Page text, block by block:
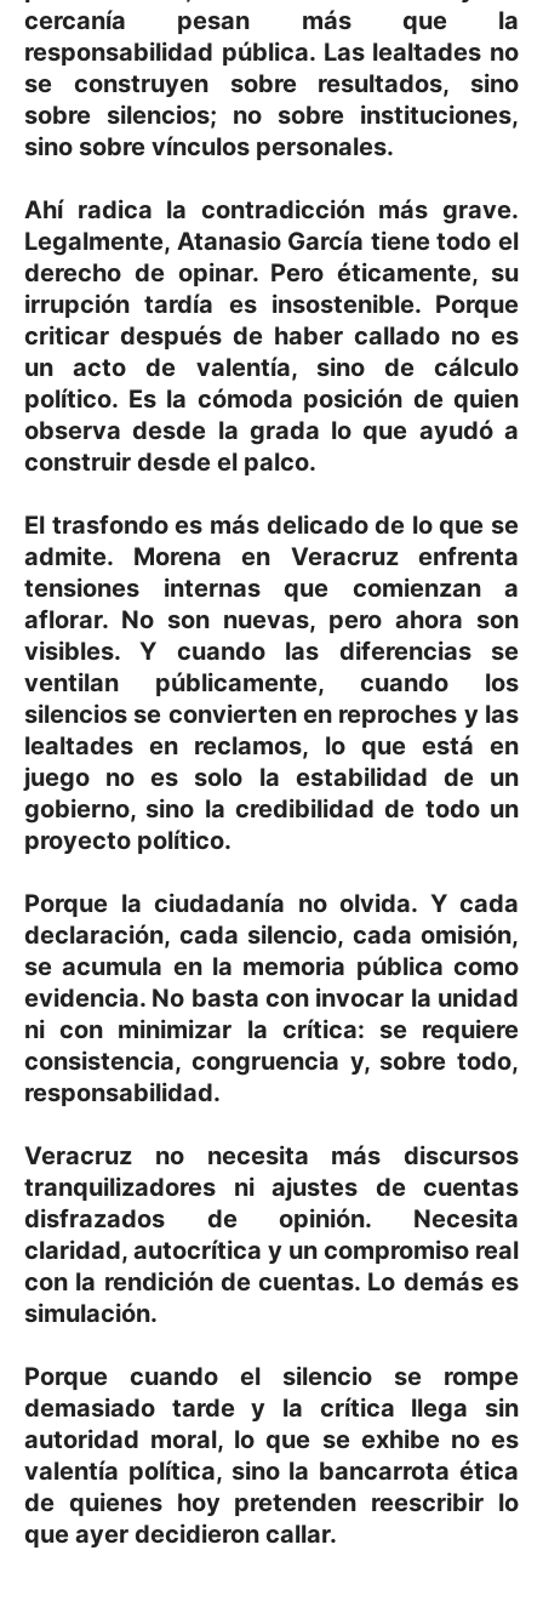
cercanía pesan más que la
responsabilidad pública. Las lealtades no
se construyen sobre resultados, sino
sobre silencios; no sobre instituciones,
sino sobre vínculos personales.
Ahí radica la contradicción más grave.
Legalmente, Atanasio García tiene todo el
derecho de opinar. Pero éticamente, su
irrupción tardía es insostenible. Porque
criticar después de haber callado no es
un acto de valentía, sino de cálculo
político. Es la cómoda posición de quien
observa desde la grada lo que ayudó a
construir desde el palco.
El trasfondo es más delicado de lo que se
admite. Morena en Veracruz enfrenta
tensiones internas que comienzan a
aflorar. No son nuevas, pero ahora son
visibles. Y cuando las diferencias se
ventilan públicamente, cuando los
silencios se convierten en reproches y las
lealtades en reclamos, lo que está en
juego no es solo la estabilidad de un
gobierno, sino la credibilidad de todo un
proyecto político.
Porque la ciudadanía no olvida. Y cada
declaración, cada silencio, cada omisión,
se acumula en la memoria pública como
evidencia. No basta con invocar la unidad
ni con minimizar la crítica: se requiere
consistencia, congruencia y, sobre todo,
responsabilidad.
Veracruz no necesita más discursos
tranquilizadores ni ajustes de cuentas
disfrazados de opinión. Necesita
claridad, autocrítica y un compromiso real
con la rendición de cuentas. Lo demás es
simulación.
Porque cuando el silencio se rompe
demasiado tarde y la crítica llega sin
autoridad moral, lo que se exhibe no es
valentía política, sino la bancarrota ética
de quienes hoy pretenden reescribir lo
que ayer decidieron callar.